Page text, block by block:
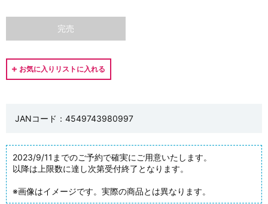
完売
JANコード：4549743980997
2023/9/11までのご予約で確実にご用意いたします。
以降は上限数に達し次第受付終了となります。
※画像はイメージです。実際の商品とは異なります。